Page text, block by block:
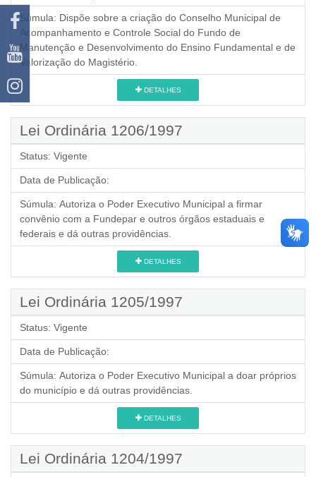
Súmula: Dispõe sobre a criação do Conselho Municipal de
Acompanhamento e Controle Social do Fundo de
Manutenção e Desenvolvimento do Ensino Fundamental e de
Valorização do Magistério.
DETALHES
Lei Ordinária 1206/1997
Status: Vigente
Data de Publicação:
Súmula: Autoriza o Poder Executivo Municipal a firmar
convênio com a Fundepar e outros órgãos estaduais e
federais e dá outras providências.
DETALHES
Lei Ordinária 1205/1997
Status: Vigente
Data de Publicação:
Súmula: Autoriza o Poder Executivo Municipal a doar próprios
do município e dá outras providências.
DETALHES
Lei Ordinária 1204/1997